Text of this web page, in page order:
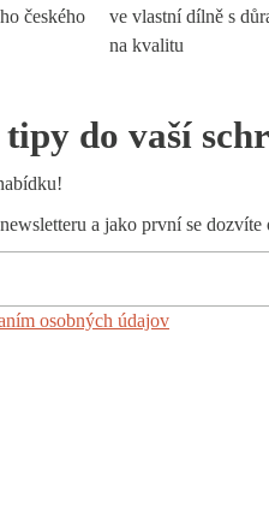
českého
ve vlastní dílně s
na kvalitu
do vaší
a jako první se
osobných údajov